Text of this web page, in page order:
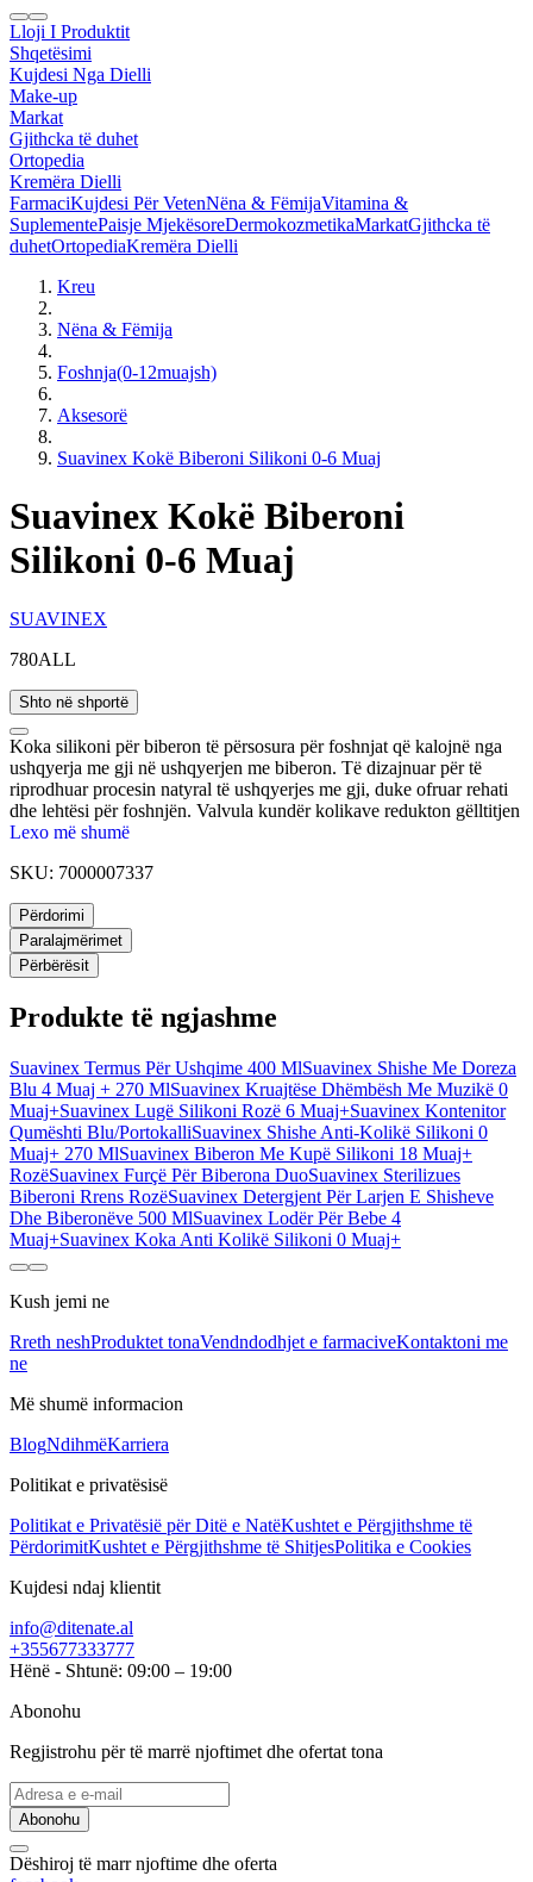
Lloji I Produktit
Shqetësimi
Kujdesi Nga Dielli
Make-up
Markat
Gjithcka të duhet
Ortopedia
Kremëra Dielli
FarmaciKujdesi Për VetenNëna & FëmijaVitamina &
SuplementePaisje MjekësoreDermokozmetikaMarkatGjithcka të
duhetOrtopediaKremëra Dielli
Kreu
Nëna & Fëmija
Foshnja(0-12muajsh)
Aksesorë
Suavinex Kokë Biberoni Silikoni 0-6 Muaj
Suavinex Kokë Biberoni
Silikoni 0-6 Muaj
SUAVINEX
780ALL
Shto në shportë
Koka silikoni për biberon të përsosura për foshnjat që kalojnë nga
ushqyerja me gji në ushqyerjen me biberon. Të dizajnuar për të
riprodhuar procesin natyral të ushqyerjes me gji, duke ofruar rehati
dhe lehtësi për foshnjën. Valvula kundër kolikave redukton gëlltitjen
e ajrit, duke ndihmuar në parandalimin e gazrave dhe kolikave. Janë
Lexo më shumë
SKU: 7000007337
Përdorimi
Paralajmërimet
Përbërësit
Produkte të ngjashme
Suavinex Termus Për Ushqime 400 MlSuavinex Shishe Me Doreza
Blu 4 Muaj + 270 MlSuavinex Kruajtëse Dhëmbësh Me Muzikë 0
Muaj+Suavinex Lugë Silikoni Rozë 6 Muaj+Suavinex Kontenitor
Qumështi Blu/PortokalliSuavinex Shishe Anti-Kolikë Silikoni 0
Muaj+ 270 MlSuavinex Biberon Me Kupë Silikoni 18 Muaj+
RozëSuavinex Furçë Për Biberona DuoSuavinex Sterilizues
Biberoni Rrens RozëSuavinex Detergjent Për Larjen E Shisheve
Dhe Biberonëve 500 MlSuavinex Lodër Për Bebe 4
Muaj+Suavinex Koka Anti Kolikë Silikoni 0 Muaj+
Kush jemi ne
Rreth neshProduktet tonaVendndodhjet e farmaciveKontaktoni me
ne
Më shumë informacion
BlogNdihmëKarriera
Politikat e privatësisë
Politikat e Privatësië për Ditë e NatëKushtet e Përgjithshme të
PërdorimitKushtet e Përgjithshme të ShitjesPolitika e Cookies
Kujdesi ndaj klientit
info@ditenate.al
+355677333777
Hënë - Shtunë: 09:00 – 19:00
Abonohu
Regjistrohu për të marrë njoftimet dhe ofertat tona
Abonohu
Dëshiroj të marr njoftime dhe oferta